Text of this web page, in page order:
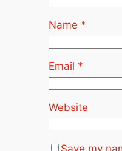
Name *
Email *
Website